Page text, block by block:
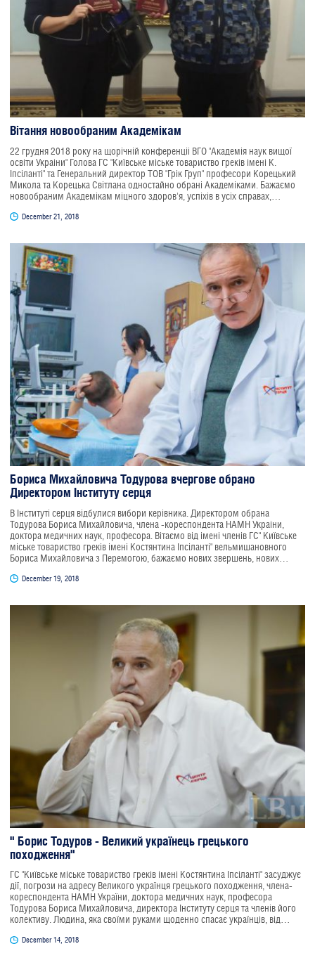
Вітання новообраним Aкадемікам
22 грудня 2018 року на щорічній конференціі ВГО "Академія наук вищої
освіти Украіни" Голова ГС "Київське міське товариство греків імені К.
Іпсіланті" та Генеральний директор ТОВ "Грік Груп" професори Корецький
Микола та Корецька Світлана одностайно обрані Академіками. Бажаємо
новообраним Академікам міцного здоров'я, успіхів в усіх справах,
December 21, 2018
Бориса Михайловича Тодурова вчергове обрано
Директором Інституту серця
В Інституті серця відбулися вибори керівника. Директором обрана
Тодурова Бориса Михайловича, члена -кореспондента НАМН Украіни,
доктора медичних наук, професора. Вітаємо від імені членів ГС" Київське
міське товариство греків імені Костянтина Іпсіланті" вельмишановного
Бориса Михайловича з Перемогою, бажаємо нових звершень, нових
Києва.December 19, 2018
" Борис Тодуров - Великий українець грецького
походження"
ГС "Київське міське товариство греків імені Костянтина Іпсіланті" засуджує
дії, погрози на адресу Великого українця грецького походження, члена-
кореспондента НАМН України, доктора медичних наук, професора
Тодурова Бориса Михайловича, директора Інституту серця та членів його
колективу. Людина, яка своїми руками щоденно спасає українців, від
на Велику повагу та пошану, на визнання та захист. Сподіваємось, що ніякі
December 14, 2018